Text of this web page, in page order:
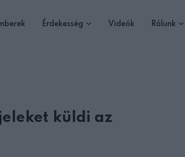
Érdekesség Videók Rólunk
küldi az